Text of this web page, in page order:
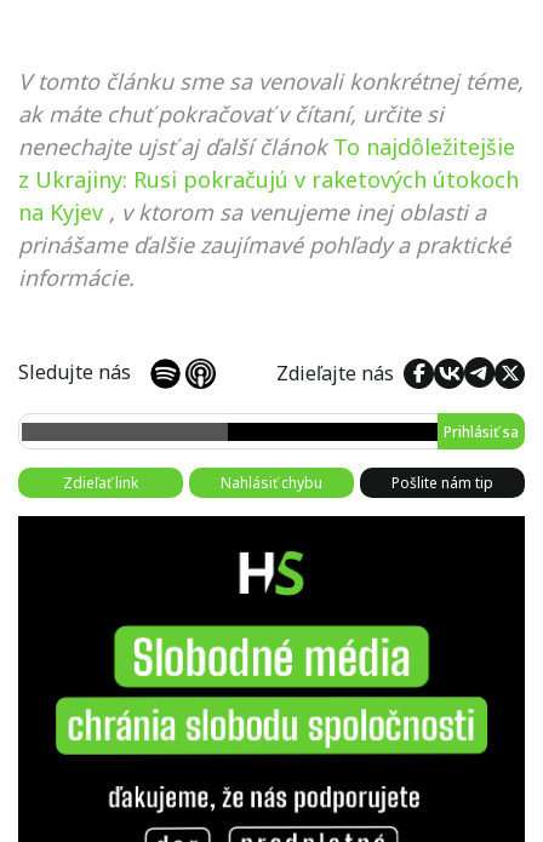
V tomto článku sme sa venovali konkrétnej téme,
ak máte chuť pokračovať v čítaní, určite si
nenechajte ujsť aj ďalší článok To najdôležitejšie
z Ukrajiny: Rusi pokračujú v raketových útokoch
na Kyjev , v ktorom sa venujeme inej oblasti a
prinášame ďalšie zaujímavé pohľady a praktické
informácie.
Sledujte nás Zdieľajte nás
Prihlásiť sa
Zdieľať link Nahlásiť chybu Pošlite nám tip